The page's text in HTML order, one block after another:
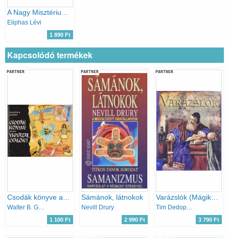
Eliphas Lévi
1 890 Ft
Kapcsolódó termékek
PARTNER
1 100 Ft
PARTNER
Sámánok, látnokok
Nevill Drury
2 990 Ft
PARTNER
Varázslók (Mágikus történelmi utazás)
Tim Dedopulos
3 790 Ft